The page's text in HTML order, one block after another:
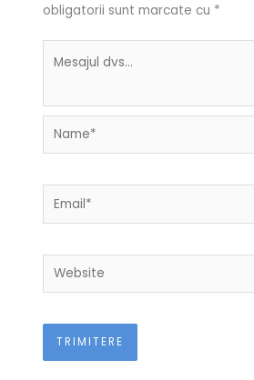
obligatorii sunt marcate cu *
Name*
Email*
Website